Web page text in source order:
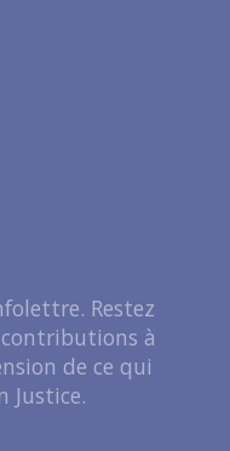
Restez
à
de ce qui
Justice.